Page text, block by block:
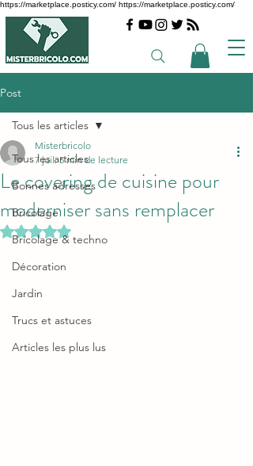
https://marketplace.posticy.com/ https://marketplace.posticy.com/
Post
Tous les articles
Bonnes adresses
Bricolage
Bricolage & techno
Décoration
Jardin
Trucs et astuces
Articles les plus lus
Tous les articles
Le covering de cuisine pour
moderniser sans remplacer
Misterbricolo
7 juil. 5 min de lecture
Noté NaN étoiles sur 5.